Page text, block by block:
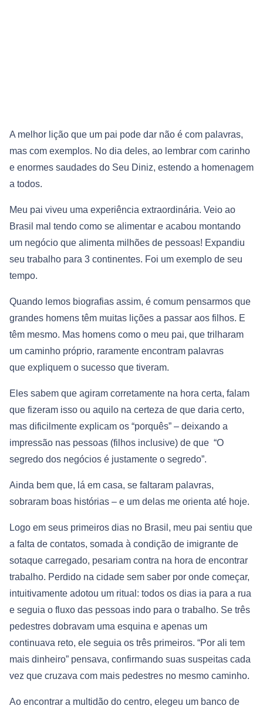
A melhor lição que um pai pode dar não é com palavras,
mas com exemplos. No dia deles, ao lembrar com carinho
e enormes saudades do Seu Diniz, estendo a homenagem
a todos.
Meu pai viveu uma experiência extraordinária. Veio ao
Brasil mal tendo como se alimentar e acabou montando
um negócio que alimenta milhões de pessoas! Expandiu
seu trabalho para 3 continentes. Foi um exemplo de seu
tempo.
Quando lemos biografias assim, é comum pensarmos que
grandes homens têm muitas lições a passar aos filhos. E
têm mesmo. Mas homens como o meu pai, que trilharam
um caminho próprio, raramente encontram palavras
que expliquem o sucesso que tiveram.
Eles sabem que agiram corretamente na hora certa, falam
que fizeram isso ou aquilo na certeza de que daria certo,
mas dificilmente explicam os “porquês” – deixando a
impressão nas pessoas (filhos inclusive) de que “O
segredo dos negócios é justamente o segredo”.
Ainda bem que, lá em casa, se faltaram palavras,
sobraram boas histórias – e um delas me orienta até hoje.
Logo em seus primeiros dias no Brasil, meu pai sentiu que
a falta de contatos, somada à condição de imigrante de
sotaque carregado, pesariam contra na hora de encontrar
trabalho. Perdido na cidade sem saber por onde começar,
intuitivamente adotou um ritual: todos os dias ia para a rua
e seguia o fluxo das pessoas indo para o trabalho. Se três
pedestres dobravam uma esquina e apenas um
continuava reto, ele seguia os três primeiros. “Por ali tem
mais dinheiro” pensava, confirmando suas suspeitas cada
vez que cruzava com mais pedestres no mesmo caminho.
Ao encontrar a multidão do centro, elegeu um banco de